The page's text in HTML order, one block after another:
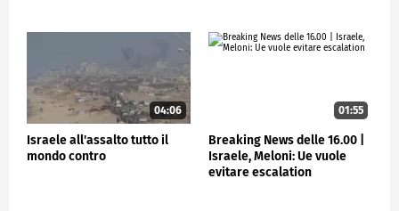
04:06
Israele all'assalto tutto il
mondo contro
01:55
Breaking News delle 16.00 |
Israele, Meloni: Ue vuole
evitare escalation